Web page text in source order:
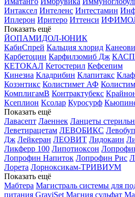
Интаксел Интеленс Интестамин
Иплерон Иритеро Иттенси
Показать ещё
ЙОПАМИДОЛ-ЮНИК
КабиСпрей Кальция хлорид
Карбетоцин Карфилзомиб Дж
КЕТОКАЛ Кетостерил Кефсепим
Кинезиа Кладрибин Клапитакс
Козэнтикс Колистимет АФ
КомплигамВ Контрактубекс
Ксеплион Ксолар Куросурф
Показать ещё
Лавасепт Лаеннек Ланцеты
Леветирацетам ЛЕВОБИКС
Дж Лейкеран ЛЕОВИТ Лидокаин
Ликферр 100 Липотиоксон
Лопрофин Напиток Лопрофин Рис
Лорета Лорноксикам-ТРИВИУМ
Показать ещё
Мабтера Магистраль системы для
питания GraviSet Магния сульфат